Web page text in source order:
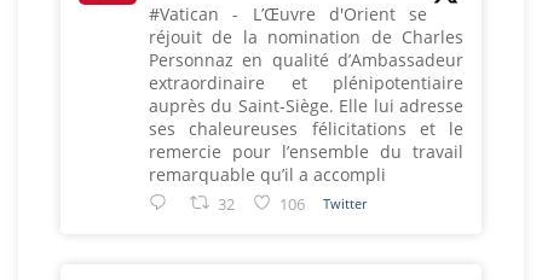
#Vatican - L’Œuvre d'Orient se
réjouit de la nomination de Charles
Personnaz en qualité d’Ambassadeur
extraordinaire et plénipotentiaire
auprès du Saint-Siège. Elle lui adresse
ses chaleureuses félicitations et le
remercie pour l’ensemble du travail
remarquable qu’il a accompli
32 106 Twitter